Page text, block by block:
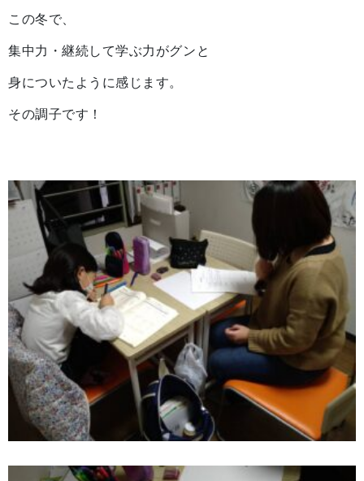
この冬で、
集中力・継続して学ぶ力がグンと
身についたように感じます。
その調子です！